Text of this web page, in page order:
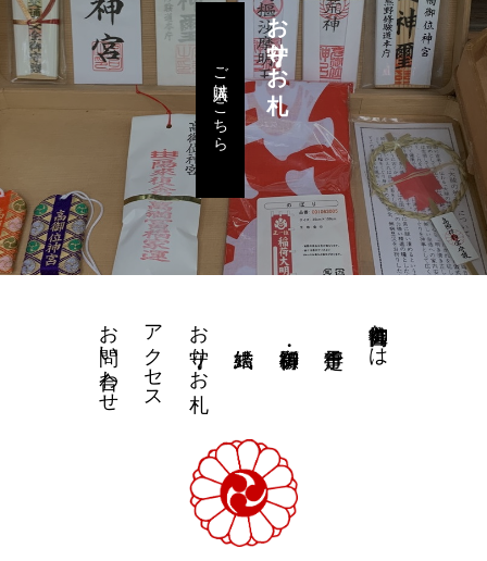
お守り・お札
ご購入はこちら
高御位神宮とは
お守り・お札
アクセス
お問い合わせ